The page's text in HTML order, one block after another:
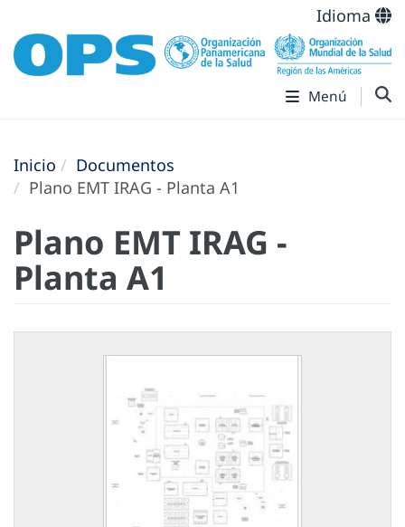
Idioma
Menú
Inicio
Documentos
Plano EMT IRAG - Planta A1
Plano EMT IRAG -
Planta A1